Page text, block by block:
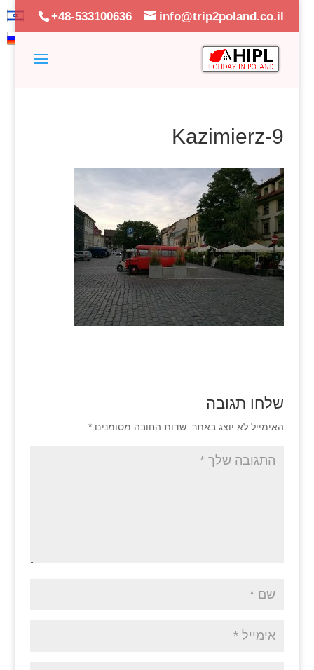
+48-533100636 info@trip2poland.co.il
Kazimierz-9
שלחו תגובה
האימייל לא יוצג באתר. שדות החובה מסומנים *